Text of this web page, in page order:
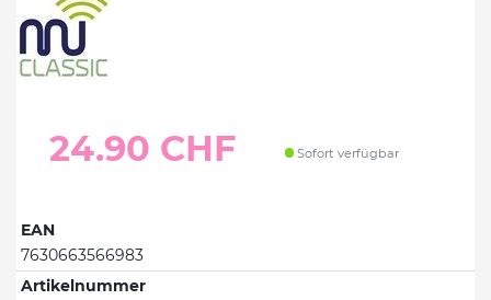
24.90 CHF Sofort verfügbar
EAN
7630663566983
Artikelnummer